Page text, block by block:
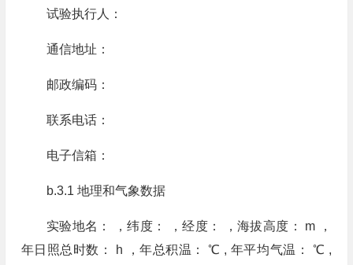
试验执行人：
通信地址：
邮政编码：
联系电话：
电子信箱：
b.3.1 地理和气象数据
实验地名： ，纬度： ，经度： ，海拔高度： m ，
年日照总时数： h ，年总积温： ℃ , 年平均气温： ℃ ,